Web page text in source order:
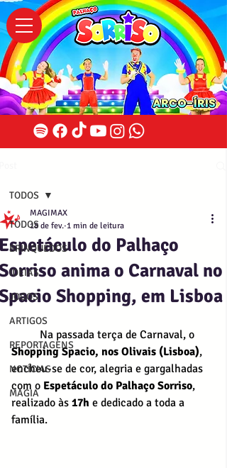
TODOS
BRINQUEDOS
IDEIAS
JOGOS
ARTIGOS
REPORTAGENS
NOTÍCIAS
MAGIA
TODOS
do Palhaço
anima o Carnaval no
Shopping, em Lisboa
MAGIMAX
18 de fev. 1 min de leitura
	Na passada terça de Carnaval, o
Shopping Spacio, nos Olivais (Lisboa),
encheu-se de cor, alegria e gargalhadas
com o Espetáculo do Palhaço Sorriso,
realizado às 17h e dedicado a toda a
família.